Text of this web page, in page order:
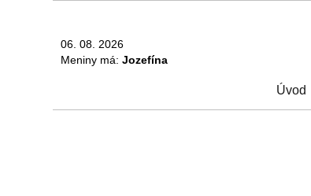
06. 08. 2026
Meniny má: Jozefína
Úvod